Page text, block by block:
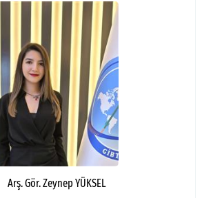
Arş. Gör. Zeynep YÜKSEL